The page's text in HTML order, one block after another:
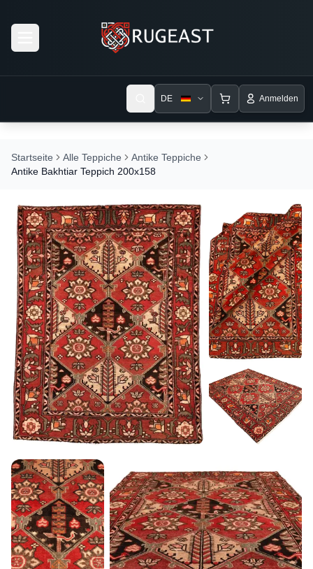
DE Anmelden
Startseite Alle Teppiche
Antike Teppiche
Antike Bakhtiar Teppich 200x158